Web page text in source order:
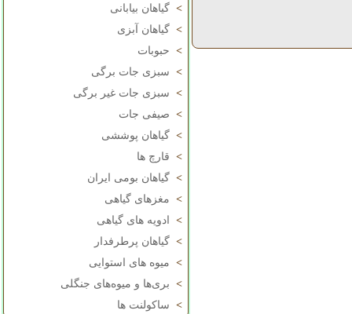
> گیاهان بیابانی
> گیاهان آبزی
> حبوبات
> سبزی جات برگی
> سبزی جات غیر برگی
> صیفی جات
> گیاهان پوششی
> قارچ ها
> گیاهان بومی ایران
> مغزهای گیاهی
>
ادویه های گیاهی
> گیاهان پرطرفدار
> میوه های استوایی
> بری‌ها و میوه‌های جنگلی
> ساکولنت ها